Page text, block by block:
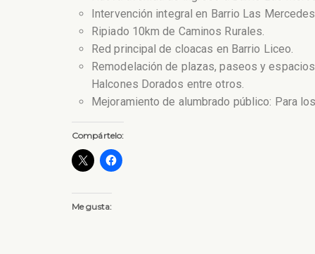
Intervención integral en Barrio Las
Ripiado 10km de Caminos Rurales.
Red principal de cloacas en Barrio Liceo.
Remodelación de plazas, paseos y
Halcones Dorados entre otros.
Mejoramiento de alumbrado público: Para
Compártelo:
Me gusta: